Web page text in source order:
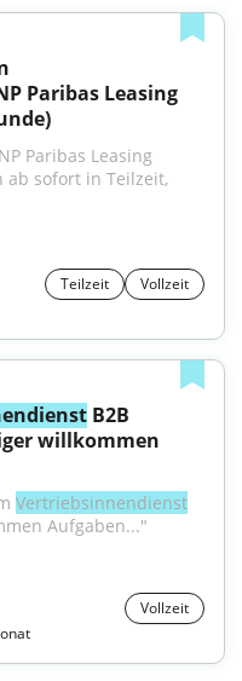
Paribas Leasing
Paribas Leasing
ab sofort in Teilzeit,
Teilzeit
Vollzeit
B2B
willkommen
Vertriebsinnendienst
Aufgaben..."
Vollzeit